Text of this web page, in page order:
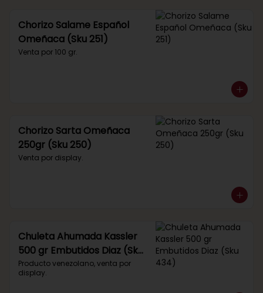
Chorizo Salame Español
Omeñaca (Sku 251)
Venta por 100 gr.
Chorizo Sarta Omeñaca
250gr (Sku 250)
Venta por display.
Chuleta Ahumada Kassler
500 gr Embutidos Diaz (Sku
434)
Producto venezolano, venta por
display.